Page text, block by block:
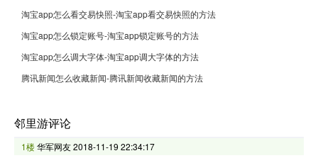
淘宝app怎么看交易快照-淘宝app看交易快照的方法
淘宝app怎么锁定账号-淘宝app锁定账号的方法
淘宝app怎么调大字体-淘宝app调大字体的方法
腾讯新闻怎么收藏新闻-腾讯新闻收藏新闻的方法
邻里游评论
1楼华军网友2018-11-19 22:34:17